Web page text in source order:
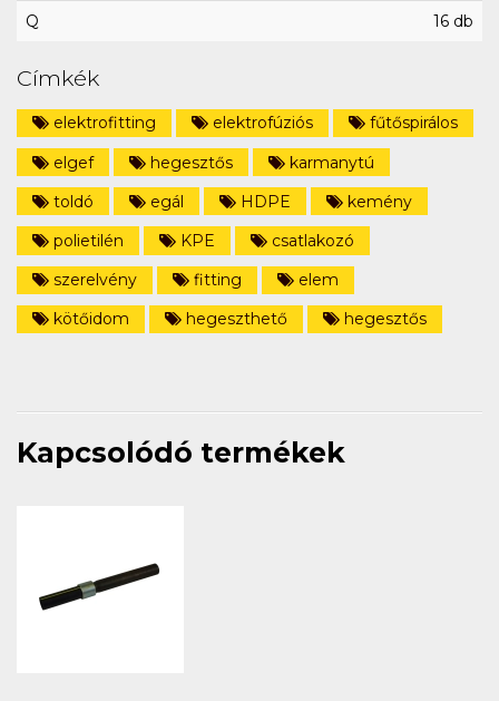
Q 16 db
Címkék
elektrofitting elektrofúziós
fűtőspirálos
elgef
hegesztős
karmanytú
toldó
egál HDPE
kemény
polietilén
KPE
csatlakozó
szerelvény
fitting
elem
kötőidom
hegeszthető hegesztős
Kapcsolódó termékek